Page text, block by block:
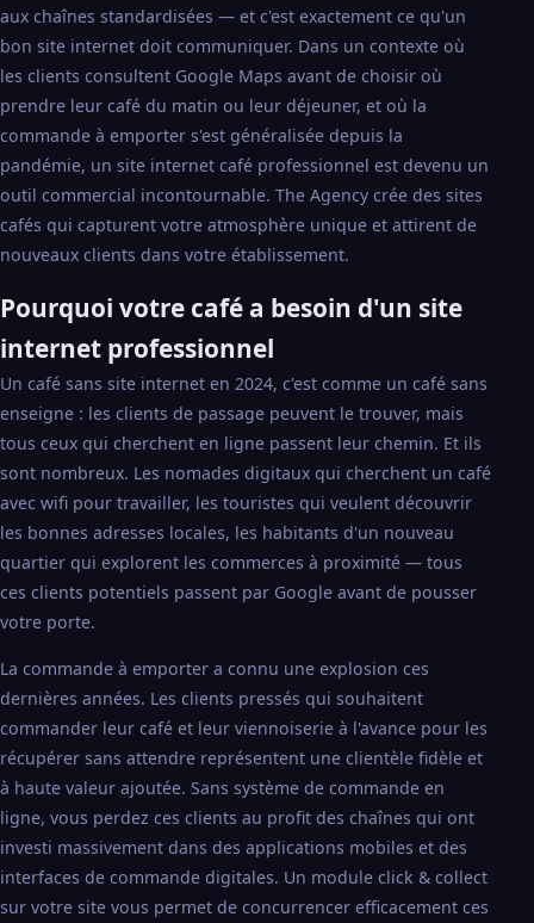
aux chaînes standardisées — et c'est exactement ce qu'un
bon site internet doit communiquer. Dans un contexte où
les clients consultent Google Maps avant de choisir où
prendre leur café du matin ou leur déjeuner, et où la
commande à emporter s'est généralisée depuis la
pandémie, un site internet café professionnel est devenu un
outil commercial incontournable. The Agency crée des sites
cafés qui capturent votre atmosphère unique et attirent de
nouveaux clients dans votre établissement.
Pourquoi votre café a besoin d'un site
internet professionnel
Un café sans site internet en 2024, c'est comme un café sans
enseigne : les clients de passage peuvent le trouver, mais
tous ceux qui cherchent en ligne passent leur chemin. Et ils
sont nombreux. Les nomades digitaux qui cherchent un café
avec wifi pour travailler, les touristes qui veulent découvrir
les bonnes adresses locales, les habitants d'un nouveau
quartier qui explorent les commerces à proximité — tous
ces clients potentiels passent par Google avant de pousser
votre porte.
La commande à emporter a connu une explosion ces
dernières années. Les clients pressés qui souhaitent
commander leur café et leur viennoiserie à l'avance pour les
récupérer sans attendre représentent une clientèle fidèle et
à haute valeur ajoutée. Sans système de commande en
ligne, vous perdez ces clients au profit des chaînes qui ont
investi massivement dans des applications mobiles et des
interfaces de commande digitales. Un module click & collect
sur votre site vous permet de concurrencer efficacement ces